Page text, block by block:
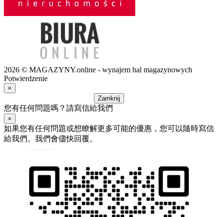
2026 © MAGAZYNY.online - wynajem hal magazynowych
Potwierdzenie
×
Zamknij
您有任何問題嗎？請寫信給我們
×
如果您有任何問題或想瞭解更多可能的優惠，您可以隨時寫信
給我們。我們會儘快回覆。